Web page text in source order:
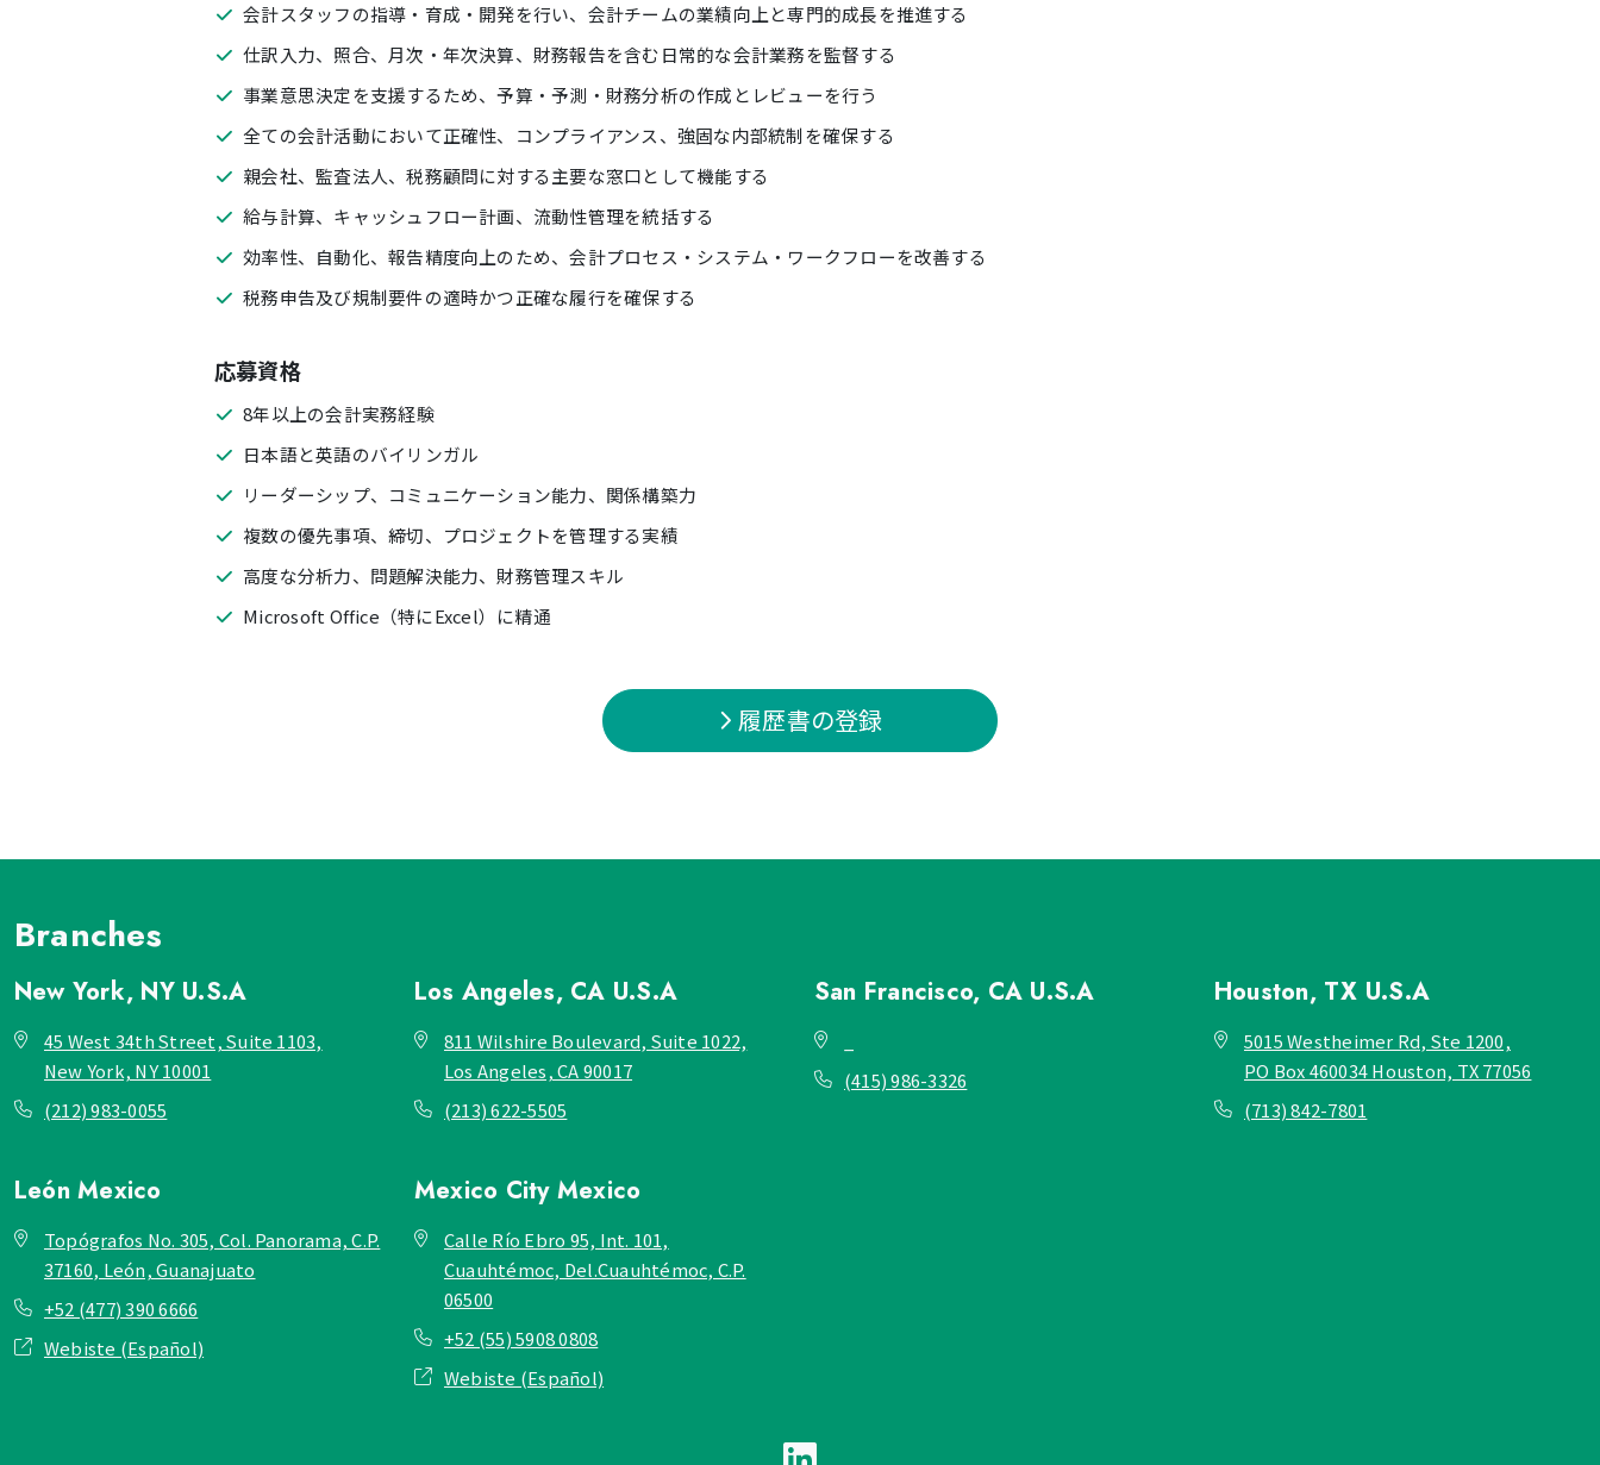
会計スタッフの指導・育成・開発を行い、会計チームの業績向上と専門的成長を推進する
仕訳入力、照合、月次・年次決算、財務報告を含む日常的な会計業務を監督する
事業意思決定を支援するため、予算・予測・財務分析の作成とレビューを行う
全ての会計活動において正確性、コンプライアンス、強固な内部統制を確保する
親会社、監査法人、税務顧問に対する主要な窓口として機能する
給与計算、キャッシュフロー計画、流動性管理を統括する
効率性、自動化、報告精度向上のため、会計プロセス・システム・ワークフローを改善する
税務申告及び規制要件の適時かつ正確な履行を確保する
応募資格
8年以上の会計実務経験
日本語と英語のバイリンガル
リーダーシップ、コミュニケーション能力、関係構築力
複数の優先事項、締切、プロジェクトを管理する実績
高度な分析力、問題解決能力、財務管理スキル
Microsoft Office（特にExcel）に精通
履歴書の登録
Branches
New York, NY U.S.A
45 West 34th Street, Suite 1103,
New York, NY 10001
(212) 983-0055
Los Angeles, CA U.S.A
811 Wilshire Boulevard, Suite 1022,
Los Angeles, CA 90017
(213) 622-5505
San Francisco, CA U.S.A
(415) 986-3326
Houston, TX U.S.A
5015 Westheimer Rd, Ste 1200,
PO Box 460034 Houston, TX 77056
(713) 842-7801
LeónMexico
Topógrafos No. 305, Col. Panorama, C.P.
37160, León, Guanajuato
+52 (477) 390 6666
Webiste (Español)
Mexico City Mexico
Calle Río Ebro 95, Int. 101,
Cuauhtémoc, Del.Cuauhtémoc, C.P.
06500
+52 (55) 5908 0808
Webiste (Español)